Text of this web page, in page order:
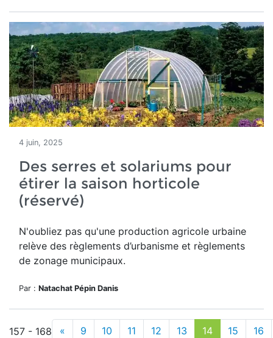
4 juin, 2025
Des serres et solariums pour
étirer la saison horticole
(réservé)
N'oubliez pas qu'une production agricole urbaine
relève des règlements d’urbanisme et règlements
de zonage municipaux.
Par : Natachat Pépin Danis
157 - 168
« 9 10 11 12 13 14 15 16